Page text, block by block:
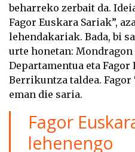
beharreko zerbait da.
Fagor Euskara Sariak”,
lehendakariak. Bada, bi
urte honetan:
Departamentua eta
Berrikuntza taldea.
eman die saria.
Fagor
lehenengo